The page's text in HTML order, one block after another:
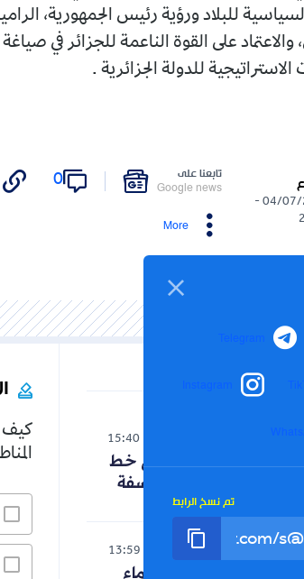
للبلاد ورؤية رئيس الجمهورية،
والاعتماد على القوة الناعمة للجزائر في
الاستراتيجية للدولة الجزائرية .
04/07/2026 -
تابعنا على
Google news
0
More
Telegram
Instagram
تم نسخ الرابط
15:40
حنون تدخل على خط
الجدل حول الفلسفة
رياضة 06-08-2026
13:59
رسميا.. ثلاثة أسماء
كيف